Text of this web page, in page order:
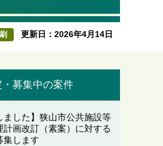
更新日：2026年4月14日
募集中の案件
ました】狭山市公共施設等
計画改訂（素案）に対する
集します